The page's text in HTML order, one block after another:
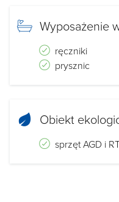
Wyposażenie
ręczniki
prysznic
Obiekt
sprzęt AGD i